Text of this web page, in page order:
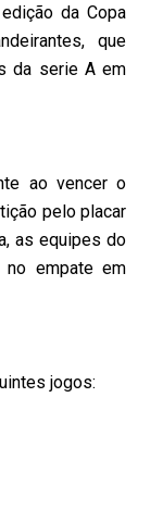
da Copa
que
da serie A em
ao vencer o
pelo placar
as equipes do
no empate em
jogos: